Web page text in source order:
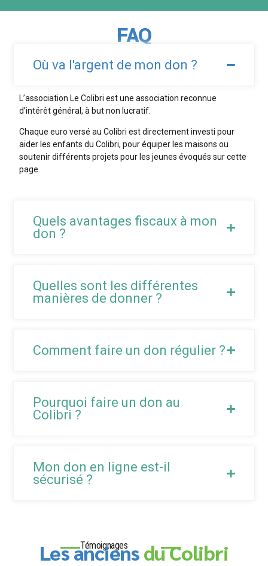
FAQ
Où va l'argent de mon don ?
L’association Le Colibri est une association reconnue
d’intérêt général, à but non lucratif.
Chaque euro versé au Colibri est directement investi pour
aider les enfants du Colibri, pour équiper les maisons ou
soutenir différents projets pour les jeunes évoqués sur cette
page.
Quels avantages fiscaux à mon
don ?
Quelles sont les différentes
manières de donner ?
Comment faire un don régulier ?
Pourquoi faire un don au
Colibri ?
Mon don en ligne est-il
sécurisé ?
Témoignages
Les anciensdu Colibri